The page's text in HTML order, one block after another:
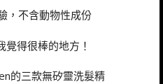
，不含動物性成份
覺得很棒的地方！
的三款無矽靈洗髮精